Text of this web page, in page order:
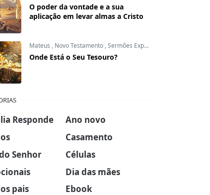
O poder da vontade e a sua
aplicação em levar almas a Cristo
Mateus , Novo Testamento ,Sermões Expositivos
Onde Está o Seu Tesouro?
Responde
Ano novo
Casamento
Senhor
Células
Dia das mães
pais
Ebook